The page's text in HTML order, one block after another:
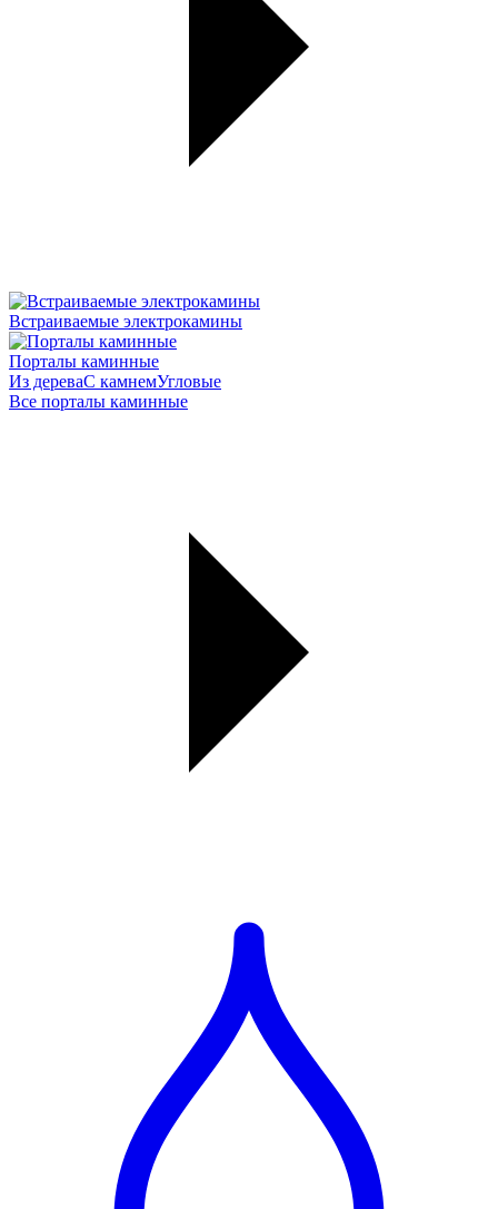
Встраиваемые электрокамины
Порталы каминные
Из дереваС камнемУгловые
Все порталы каминные